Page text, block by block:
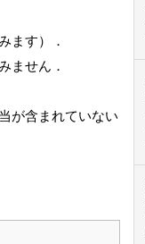
ます）．
ません．
が含まれていない